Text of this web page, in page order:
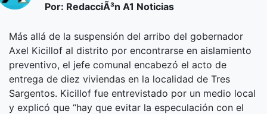
Por: RedacciÃ³n A1 Noticias
Más allá de la suspensión del arribo del gobernador
Axel Kicillof al distrito por encontrarse en aislamiento
preventivo, el jefe comunal encabezó el acto de
entrega de diez viviendas en la localidad de Tres
Sargentos. Kicillof fue entrevistado por un medio local
y explicó que “hay que evitar la especulación con el